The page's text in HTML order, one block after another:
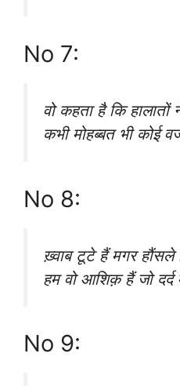
No 7:
वो कहता है कि
कभी मोहब्बत भी कोई
No 8:
ख़्वाब टूटे हैं मगर हौंसले
हम वो आशिक़ हैं जो दर्द
No 9: